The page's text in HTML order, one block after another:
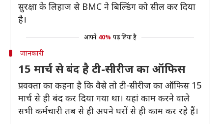
सुरक्षा के लिहाज से BMC ने बिल्डिंग को सील कर दिया
है।
आपने 40% पढ़ लिया है
जानकारी
15 मार्च से बंद है टी-सीरीज का ऑफिस
प्रवक्ता का कहना है कि वैसे तो टी-सीरीज का ऑफिस 15
मार्च से ही बंद कर दिया गया था। यहां काम करने वाले
सभी कर्मचारी तब से ही अपने घरों से ही काम कर रहे हैं।